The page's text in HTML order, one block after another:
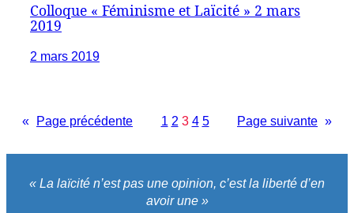
Colloque « Féminisme et Laïcité » 2 mars
2019
2 mars 2019
« Page précédente 1 2 3 4 5 Page suivante »
« La laïcité n’est pas une opinion, c’est la liberté d’en
avoir une »